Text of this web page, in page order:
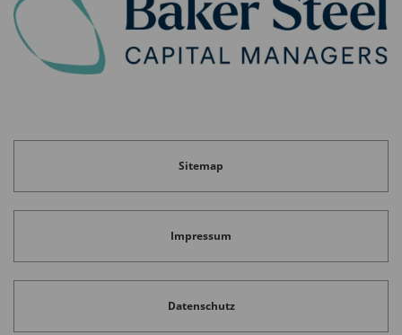
Sitemap
Impressum
Datenschutz